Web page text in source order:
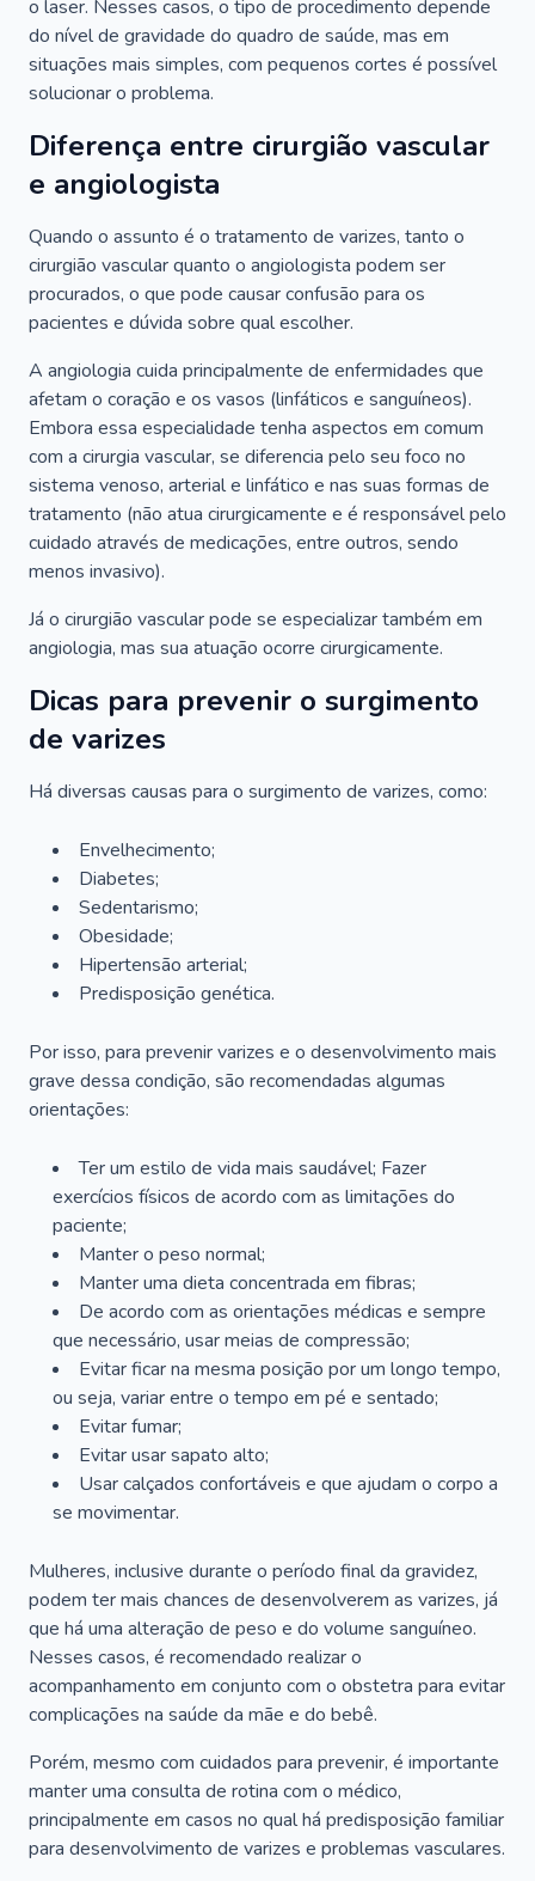
o laser. Nesses casos, o tipo de procedimento depende
do nível de gravidade do quadro de saúde, mas em
situações mais simples, com pequenos cortes é possível
solucionar o problema.
Diferença entre cirurgião vascular
e angiologista
Quando o assunto é o tratamento de varizes, tanto o
cirurgião vascular quanto o angiologista podem ser
procurados, o que pode causar confusão para os
pacientes e dúvida sobre qual escolher.
A angiologia cuida principalmente de enfermidades que
afetam o coração e os vasos (linfáticos e sanguíneos).
Embora essa especialidade tenha aspectos em comum
com a cirurgia vascular, se diferencia pelo seu foco no
sistema venoso, arterial e linfático e nas suas formas de
tratamento (não atua cirurgicamente e é responsável pelo
cuidado através de medicações, entre outros, sendo
menos invasivo).
Já o cirurgião vascular pode se especializar também em
angiologia, mas sua atuação ocorre cirurgicamente.
Dicas para prevenir o surgimento
de varizes
Há diversas causas para o surgimento de varizes, como:
Envelhecimento;
Diabetes;
Sedentarismo;
Obesidade;
Hipertensão arterial;
Predisposição genética.
Por isso, para prevenir varizes e o desenvolvimento mais
grave dessa condição, são recomendadas algumas
orientações:
Ter um estilo de vida mais saudável; Fazer
exercícios físicos de acordo com as limitações do
paciente;
Manter o peso normal;
Manter uma dieta concentrada em fibras;
De acordo com as orientações médicas e sempre
que necessário, usar meias de compressão;
Evitar ficar na mesma posição por um longo tempo,
ou seja, variar entre o tempo em pé e sentado;
Evitar fumar;
Evitar usar sapato alto;
Usar calçados confortáveis e que ajudam o corpo a
se movimentar.
Mulheres, inclusive durante o período final da gravidez,
podem ter mais chances de desenvolverem as varizes, já
que há uma alteração de peso e do volume sanguíneo.
Nesses casos, é recomendado realizar o
acompanhamento em conjunto com o obstetra para evitar
complicações na saúde da mãe e do bebê.
Porém, mesmo com cuidados para prevenir, é importante
manter uma consulta de rotina com o médico,
principalmente em casos no qual há predisposição familiar
para desenvolvimento de varizes e problemas vasculares.